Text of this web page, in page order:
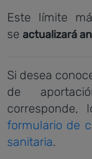
Este límite
se actualizará
Si desea
de
corresponde,
formulario de
sanitaria.